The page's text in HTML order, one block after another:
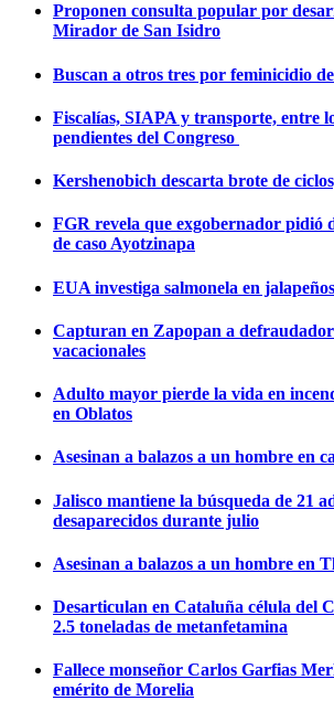
Proponen consulta popular por
Mirador de San Isidro
Buscan a otros tres por feminicidio
Fiscalías, SIAPA y transporte, entre
pendientes del Congreso
Kershenobich descarta brote de
FGR revela que exgobernador pidió
de caso Ayotzinapa
EUA investiga salmonela en
Capturan en Zapopan a defraudador
vacacionales
Adulto mayor pierde la vida en
en Oblatos
Asesinan a balazos a un hombre en
Jalisco mantiene la búsqueda de 21
desaparecidos durante julio
Asesinan a balazos a un hombre en
Desarticulan en Cataluña célula del
2.5 toneladas de metanfetamina
Fallece monseñor Carlos Garfias
emérito de Morelia